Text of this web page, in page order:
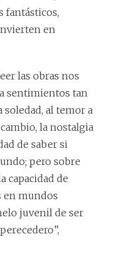
fantásticos,
en
las obras nos
sentimientos tan
al temor a
la nostalgia
de saber si
pero sobre
capacidad de
en mundos
juvenil de ser